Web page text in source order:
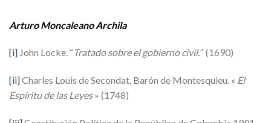
Arturo Moncaleano Archila
[i] John Locke. “Tratado sobre el gobierno civil.”(1690)
[ii]Charles Louis de Secondat, Barón de Montesquieu. « El
Espíritu de las Leyes» (1748)